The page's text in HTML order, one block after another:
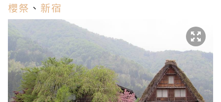
櫻祭 、 新宿